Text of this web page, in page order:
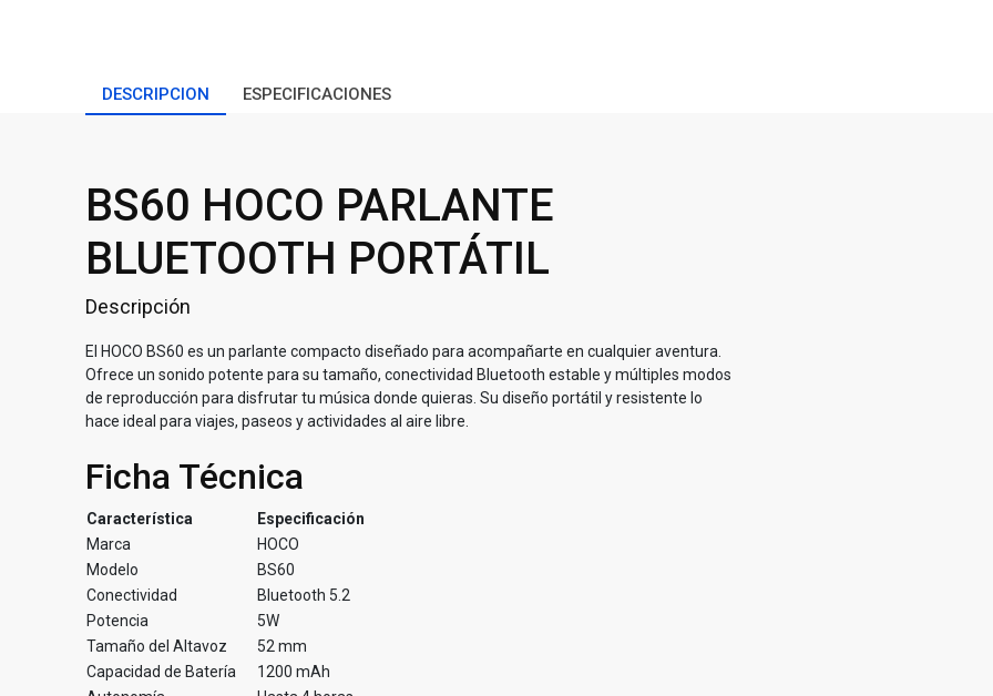
DESCRIPCION ESPECIFICACIONES
BS60 HOCO PARLANTE
BLUETOOTH PORTÁTIL
Descripción
El HOCO BS60 es un parlante compacto diseñado para acompañarte en cualquier aventura.
Ofrece un sonido potente para su tamaño, conectividad Bluetooth estable y múltiples modos
de reproducción para disfrutar tu música donde quieras. Su diseño portátil y resistente lo
hace ideal para viajes, paseos y actividades al aire libre.
Ficha Técnica
Característica
Especificación
Marca
HOCO
Modelo
BS60
Conectividad
Bluetooth 5.2
Potencia
5W
Tamaño del Altavoz
52 mm
Capacidad de Batería
1200 mAh